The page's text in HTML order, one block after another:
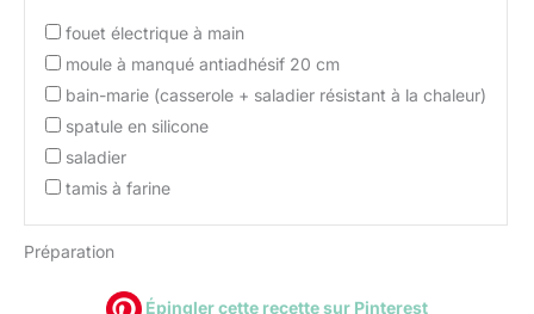
fouet électrique à main
moule à manqué antiadhésif 20 cm
bain-marie (casserole + saladier résistant à la chaleur)
spatule en silicone
saladier
tamis à farine
Préparation
Épingler cette recette sur Pinterest